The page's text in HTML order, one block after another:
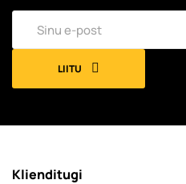
LIITU
Klienditugi